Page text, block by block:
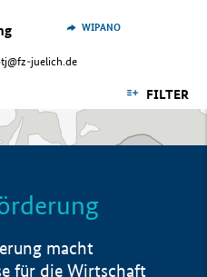
juelich.de
WIPANO
FILTER
macht
für die Wirtschaft